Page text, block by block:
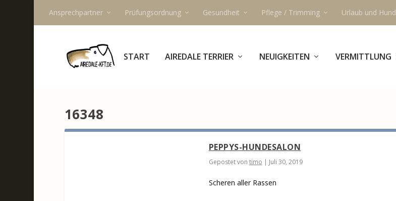
Ansprechpartner Prüfungsordnung Gesundheit Pflege / Trimming Urlaub und Hund
START AIREDALE TERRIER NEUIGKEITEN VERMITTLUNG
16348
PEPPYS-HUNDESALON
Gepostet von timo | Juli 30, 2019
Scheren aller Rassen